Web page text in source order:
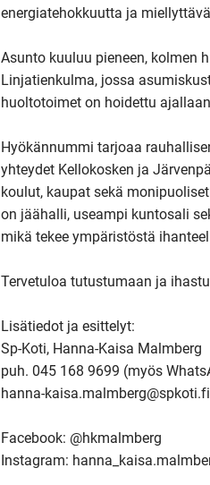
energiatehokkuutta ja
Asunto kuuluu pieneen, kolmen
Linjatienkulma, jossa
huoltotoimet on hoidettu
Hyökännummi tarjoaa
yhteydet Kellokosken ja
koulut, kaupat sekä
on jäähalli, useampi kuntosali
mikä tekee ympäristöstä
Tervetuloa tutustumaan ja
Lisätiedot ja esittelyt:
Sp-Koti, Hanna-Kaisa Malmberg
puh. 045 168 9699 (myös
hanna-kaisa.malmberg@spkoti.fi
Facebook: @hkmalmberg